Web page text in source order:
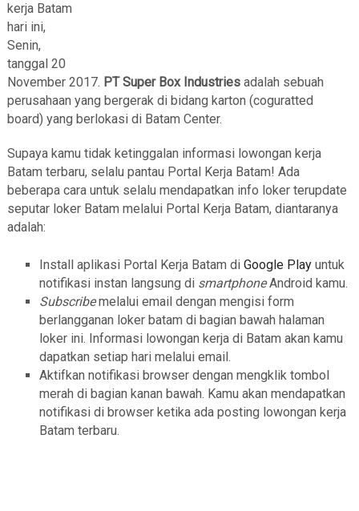
kerja Batam
hari ini,
Senin,
tanggal 20
November 2017. PT Super Box Industriesadalah sebuah
perusahaan yang bergerak di bidang karton (coguratted
board) yang berlokasi di Batam Center.
Supaya kamu tidak ketinggalan informasi lowongan kerja
Batam terbaru, selalu pantau Portal Kerja Batam! Ada
beberapa cara untuk selalu mendapatkan info loker terupdate
seputar loker Batam melalui Portal Kerja Batam, diantaranya
adalah:
Install aplikasi Portal Kerja Batam di Google Playuntuk
notifikasi instan langsung di smartphoneAndroid kamu.
Subscribemelalui email dengan mengisi form
berlangganan loker batam di bagian bawah halaman
loker ini. Informasi lowongan kerja di Batam akan kamu
dapatkan setiap hari melalui email.
Aktifkan notifikasi browser dengan mengklik tombol
merah di bagian kanan bawah. Kamu akan mendapatkan
notifikasi di browser ketika ada posting lowongan kerja
Batam terbaru.